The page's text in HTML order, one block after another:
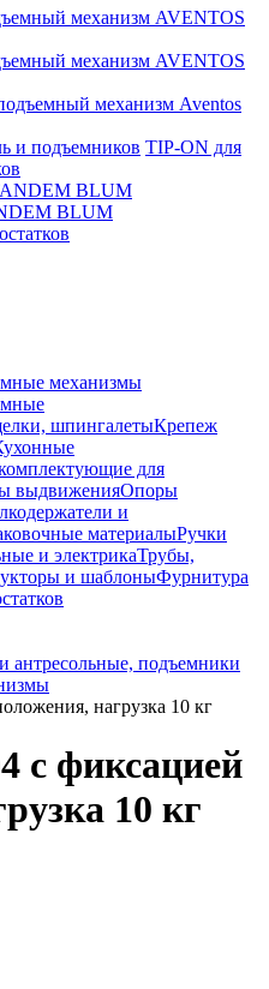
механизм AVENTOS
механизм AVENTOS
механизм Aventos
TIP-ON для
BLUM
механизмы
шпингалетыКрепеж
для
выдвиженияОпоры
и
материалыРучки
и электрикаТрубы,
и шаблоныФурнитура
антресольные, подъемники
нагрузка 10 кг
с фиксацией
10 кг